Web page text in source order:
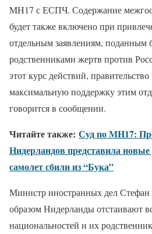
MH17 с ЕСПЧ. Содержание
будет также включено при
отдельным заявлениям,
родственниками жертв против
этот курс действий, правительство
максимальную поддержку этим
говорится в сообщении.
Читайте также: Суд по MH17:
Нидерландов представила новые
самолет сбили из “Бука”
Министр иностранных дел Стефан
образом Нидерланды отстаивают
национальностей и их